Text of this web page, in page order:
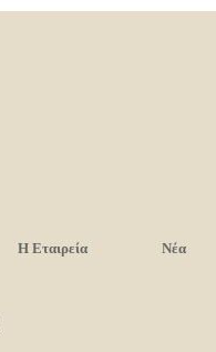
Η Εταιρεία Νέα